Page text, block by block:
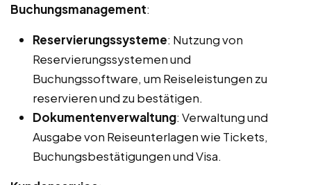
Buchungsmanagement:
Reservierungssysteme: Nutzung von
Reservierungssystemen und
Buchungssoftware, um Reiseleistungen zu
reservieren und zu bestätigen.
Dokumentenverwaltung: Verwaltung und
Ausgabe von Reiseunterlagen wie Tickets,
Buchungsbestätigungen und Visa.